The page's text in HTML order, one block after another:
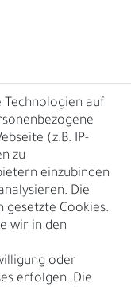
Technologien auf
(z.B. IP-
zu
einzubinden
Die
Cookies.
wir in den
oder
erfolgen. Die